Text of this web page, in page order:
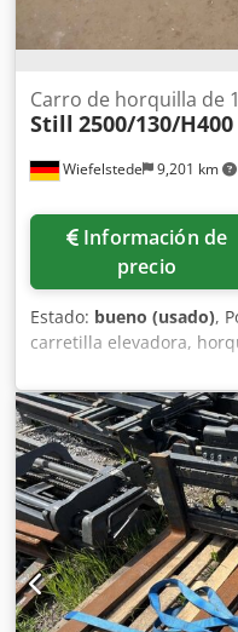
Wiefelstede 9,201 km
Carro de horquilla de
Still 2500/130/
Información de
precio
Estado: bueno (usado),
carretilla elevadora,
carretilla elevadora,
elevadora,
Carro de horquillas: sin
-Capacidad de carga:
Horquillas: disponibles
Dimensiones totales: